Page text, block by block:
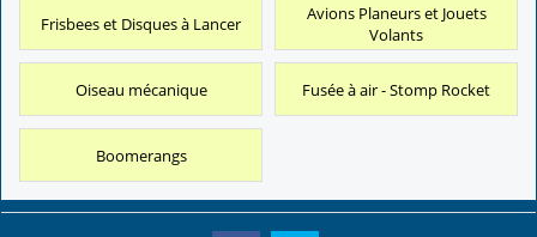
Frisbees et Disques à Lancer
Avions Planeurs et Jouets
Volants
Oiseau mécanique Fusée à air - Stomp Rocket
Boomerangs